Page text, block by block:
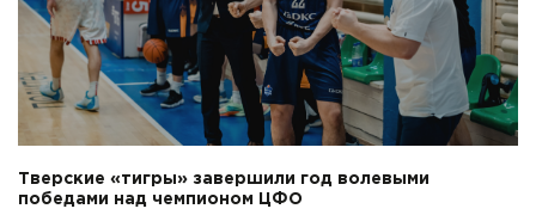
Тверские «тигры» завершили год волевыми
победами над чемпионом ЦФО